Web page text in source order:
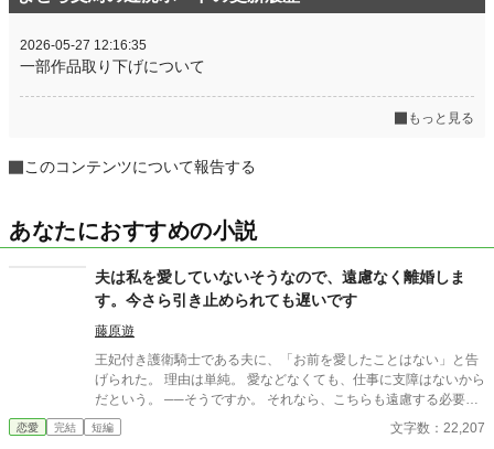
2026-05-27 12:16:35
一部作品取り下げについて
もっと見る
このコンテンツについて報告する
あなたにおすすめの小説
夫は私を愛していないそうなので、遠慮なく離婚しま
す。今さら引き止められても遅いです
藤原遊
王妃付き護衛騎士である夫に、「お前を愛したことはない」と告
げられた。 理由は単純。 愛などなくても、仕事に支障はないから
だという。 ──そうですか。 それなら、こちらも遠慮する必要は
ありませんね。 王妃の機嫌、侍女たちとの関係、贈り物の選定。
夫が「当然のように」こなしていたそれらは、すべて私が整えて
恋愛 完結 短編 文字数：22,207